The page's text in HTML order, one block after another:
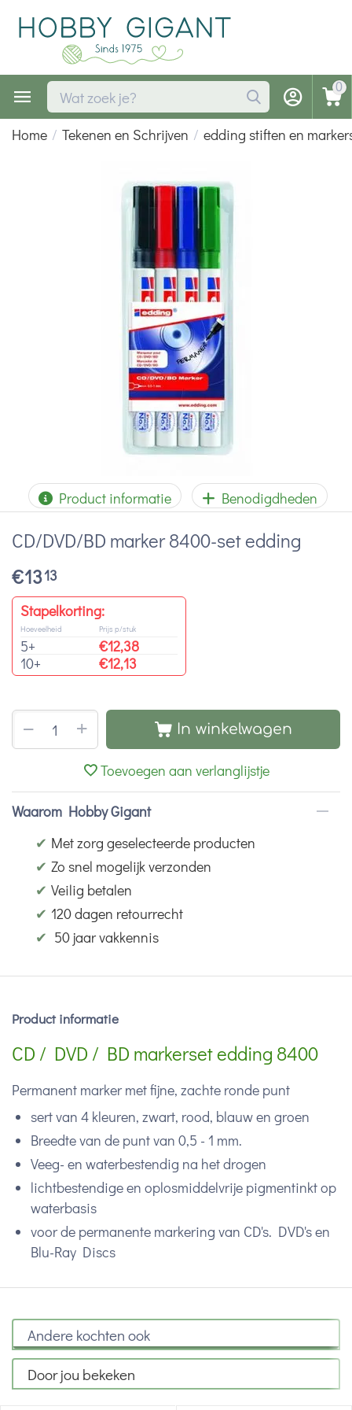
0
Home / Tekenen en Schrijven / edding stiften en
Product informatie Benodigdheden
CD/DVD/BD marker 8400-set edding
€1313
Stapelkorting:
Hoeveelheid
5+
10+
Prijs p/stuk
€12,38
€12,13
+
− In winkelwagen
Toevoegen aan verlanglijstje
Waarom Hobby Gigant
✔ Met zorg geselecteerde producten
✔ Zo snel mogelijk verzonden
✔ Veilig betalen
✔ 120 dagen retourrecht
✔ 50 jaar vakkennis
Product informatie
CD / DVD / BD markerset edding 8400
Permanent marker met fijne, zachte ronde punt
sert van 4 kleuren, zwart, rood, blauw en groen
Breedte van de punt van 0,5 - 1 mm.
Veeg- en waterbestendig na het drogen
lichtbestendige en oplosmiddelvrije pigmentinkt op
waterbasis
voor de permanente markering van CD's. DVD's en
Blu-Ray Discs
Andere kochten ook
Door jou bekeken